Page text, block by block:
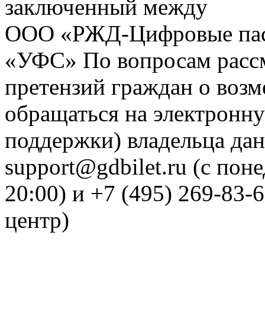
заключенный между
ООО «РЖД-Цифровые
«УФС» По вопросам
претензий граждан о
обращаться на
поддержки) владельца
support@gdbilet.ru (с
20:00) и +7 (495) 269-83-
центр)